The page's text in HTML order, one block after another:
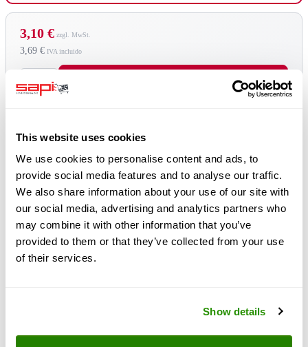
This website uses cookies
We use cookies to personalise content and ads, to
provide social media features and to analyse our traffic.
We also share information about your use of our site with
our social media, advertising and analytics partners who
may combine it with other information that you’ve
provided to them or that they’ve collected from your use
of their services.
Show details
3,69 €
3,10 €
Cantidad
Descripción
Manguera de aire comprimido robusta, resistente y flexible con
revestimiento textil sintético para el transporte de aire comprimido y agua.
Manguera de compresor resistente al aceite también adecuada para
transportar aire comprimido que contenga aceite.
Diámetro interior 13 mm
Diámetro exterior 20 mm